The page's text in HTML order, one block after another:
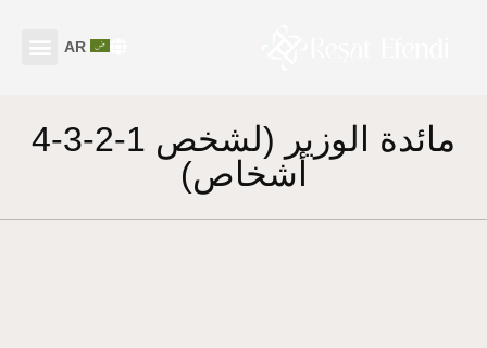
مائدة الوزير (لشخص 1-2-3-4
أشخاص)